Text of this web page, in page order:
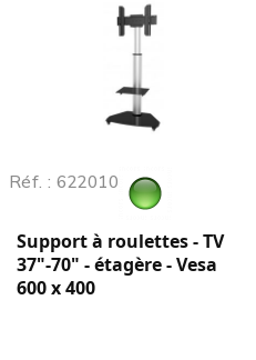
Réf. : 622010
Support à roulettes - TV
37"-70" - étagère - Vesa
600 x 400